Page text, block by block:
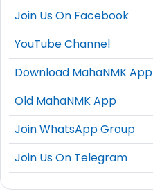
Join Us On Facebook
YouTube Channel
Download MahaNMK App
Old MahaNMK App
Join WhatsApp Group
Join Us On Telegram